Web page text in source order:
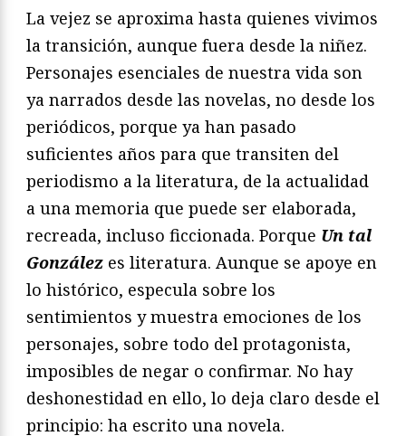
La vejez se aproxima hasta quienes vivimos
la transición, aunque fuera desde la niñez.
Personajes esenciales de nuestra vida son
ya narrados desde las novelas, no desde los
periódicos, porque ya han pasado
suficientes años para que transiten del
periodismo a la literatura, de la actualidad
a una memoria que puede ser elaborada,
recreada, incluso ficcionada. Porque Un tal
González es literatura. Aunque se apoye en
lo histórico, especula sobre los
sentimientos y muestra emociones de los
personajes, sobre todo del protagonista,
imposibles de negar o confirmar. No hay
deshonestidad en ello, lo deja claro desde el
principio: ha escrito una novela.